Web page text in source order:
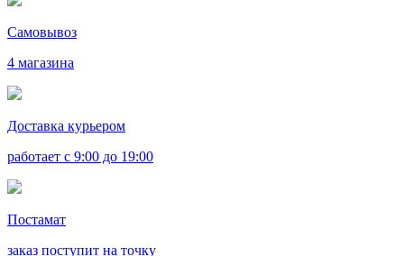
Самовывоз
4 магазина
Доставка курьером
работает с 9:00 до 19:00
Постамат
заказ поступит на точку